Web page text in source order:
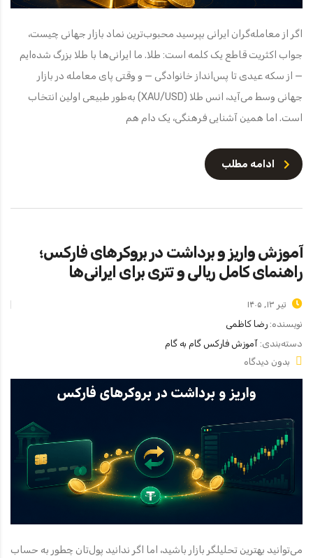
اگر از معامله‌گران ایرانی بپرسید محبوب‌ترین نماد بازار جهانی چیست،
جواب اکثریت قاطع یک کلمه است: طلا. ما ایرانی‌ها با طلا بزرگ شده‌ایم
— از سکه عیدی تا پس‌انداز خانوادگی — و وقتی پای معامله در بازار
جهانی وسط می‌آید، انس طلا (XAU/USD) به‌طور طبیعی اولین انتخاب
است. اما همین آشنایی فرهنگی، یک دام هم
ادامه مطلب
آموزش واریز و برداشت در بروکرهای فارکس؛
راهنمای کامل ریالی و تتری برای ایرانی‌ها
تیر ۱۳, ۱۴۰۵
نویسنده: رضا کاظمی
دسته‌بندی: آموزش فارکس گام به گام
بدون دیدگاه
می‌توانید بهترین تحلیلگر بازار باشید، اما اگر ندانید پول‌تان چطور به حساب